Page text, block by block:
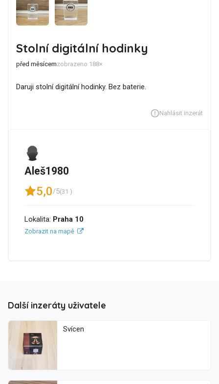
Stolní digitální hodinky
před měsícemzobrazeno 188×
Daruji stolní digitální hodinky. Bez baterie.
Nahlásit inzerát
Aleš1980
5,0/5(31 )
Lokalita: Praha 10
Zobrazit na mapě
Další inzeráty uživatele
Svícen